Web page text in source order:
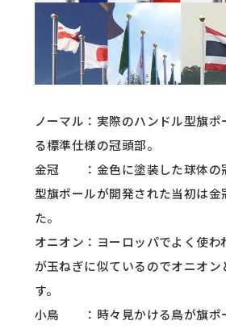
ノーマル：実際のハンドル型旗ポ
る標準仕様の冠頭部。
金冠 ：金色に塗装した球体の
型旗ポールが開発された当初は金
た。
オニオン：ヨーロッパでよく使わ
が玉ねぎに似ているのでオニオン
す。
小鳥 ：時々見かける鳥が旗ポ